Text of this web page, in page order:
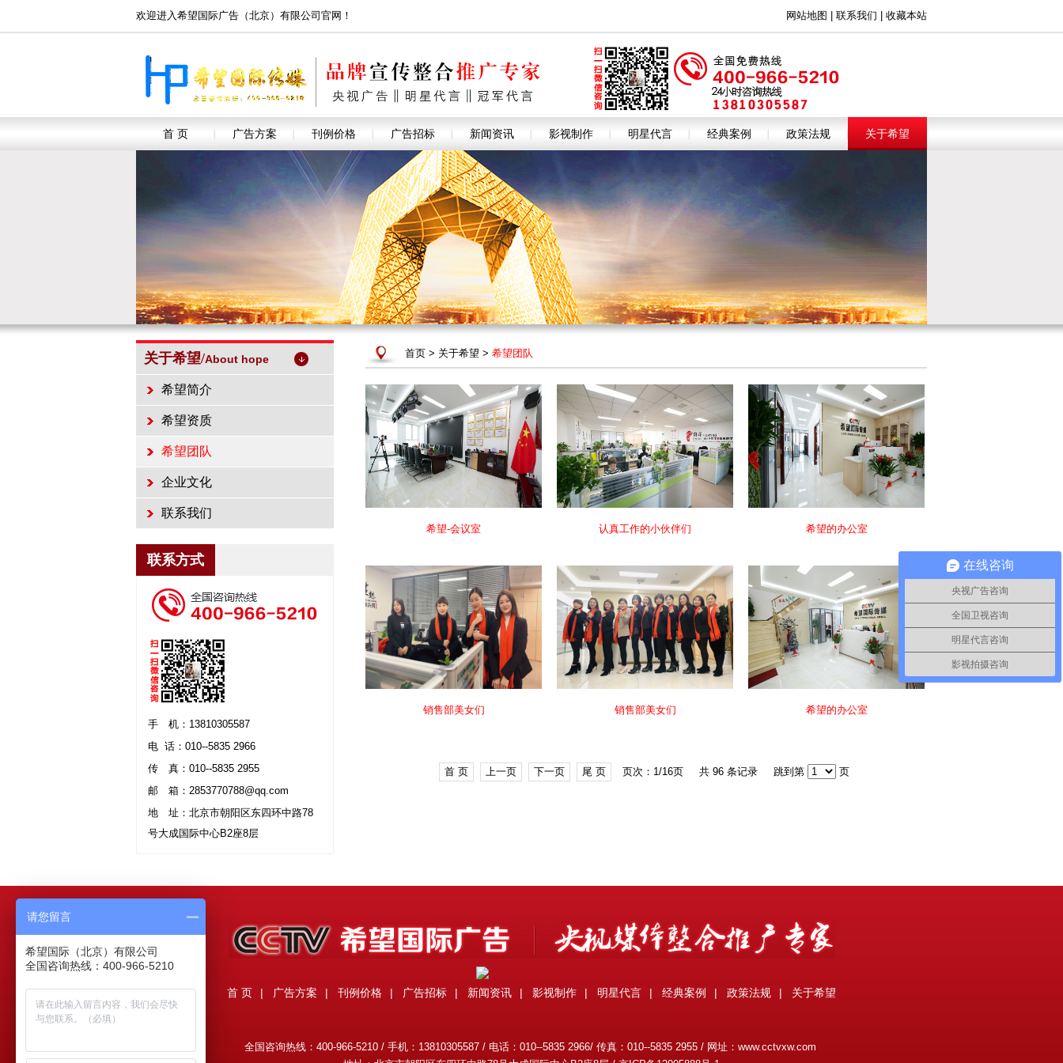
欢迎进入希望国际广告（北京）有限公司官网！ 网站地图 联系我们 收藏本站
首 页 广告方案 刊例价格 广告招标 新闻资讯 影视制作 明星代言 经典案例 政策法规 关于希望
关于希望/About hope
希望简介
希望资质
希望团队
企业文化
联系我们
联系方式
手
机：13810305587
电 话：010--5835 2966
传
真：010--5835 2955
邮
箱： 2853770788@qq.com
地
址：北京市朝阳区东四环中路78
号大成国际中心B2座8层
首页 > 关于希望 > 希望团队
希望-会议室 认真工作的小伙伴们 希望的办公室
销售部美女们 销售部美女们 希望的办公室
首 页 上一页 下一页 尾 页 页次：1/16页 共 96 条记录 跳到第 页
首 页 | 广告方案 | 刊例价格 | 广告招标 | 新闻资讯 | 影视制作 | 明星代言 | 经典案例 | 政策法规 | 关于希望
全国咨询热线：400-966-5210 / 手机：13810305587 / 电话：010--5835 2966/ 传真：010--5835 2955 / 网址： www.cctvxw.com
在线咨询
央视广告咨询
全国卫视咨询
明星代言咨询
影视拍摄咨询
请您留言
希望国际（北京）有限公司
全国咨询热线：400-966-5210